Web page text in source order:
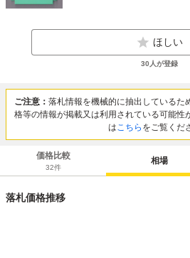
ほしい
30 人が登録
ご注意： 落札情報を機械的に抽出しているた
格等の情報が掲載又は利用されている可能性
はこちら をご覧くだ
価格比較
32件
相場
落札価格推移